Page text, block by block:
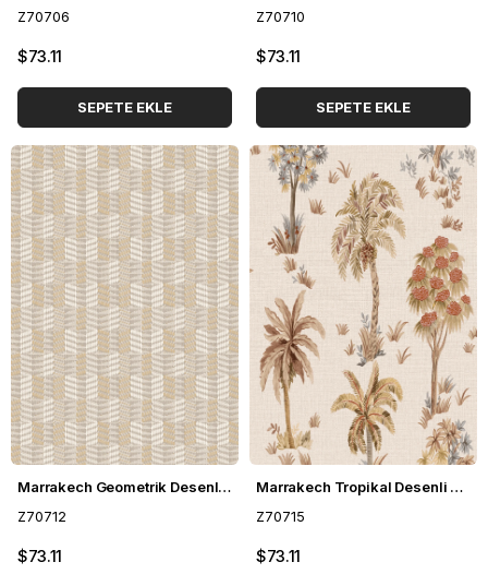
Z70706
$73.11
SEPETE EKLE
Z70710
$73.11
SEPETE EKLE
Marrakech Geometrik Desenli Duvar Kağıdı Z70712
Z70712
$73.11
Marrakech Tropikal Desenli Duvar Kağıdı Z70715
Z70715
$73.11